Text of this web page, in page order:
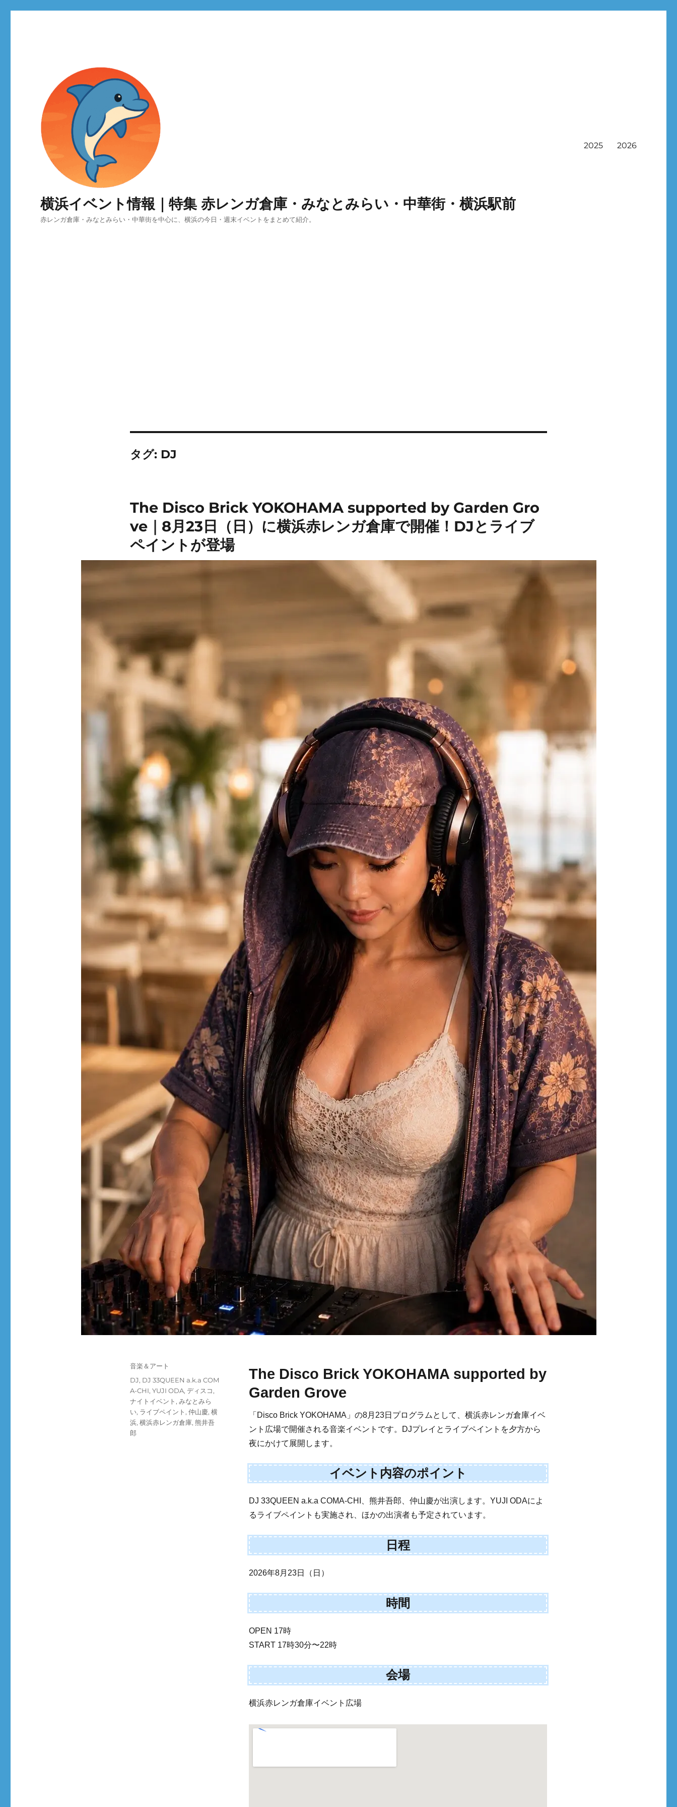
横浜イベント情報｜特集 赤レンガ倉庫・みなとみらい・中華街・横浜駅前
赤レンガ倉庫・みなとみらい・中華街を中心に、横浜の今日・週末イベントをまとめて紹介。
2025 2026
タグ: DJ
The Disco Brick YOKOHAMA supported by Garden Gro
ve｜8月23日（日）に横浜赤レンガ倉庫で開催！DJとライブ
ペイントが登場
The Disco Brick YOKOHAMA supported by
Garden Grove
「Disco Brick YOKOHAMA」の8月23日プログラムとして、横浜赤レンガ倉庫イベ
ント広場で開催される音楽イベントです。DJプレイとライブペイントを夕方から
夜にかけて展開します。
イベント内容のポイント
DJ 33QUEEN a.k.a COMA-CHI、熊井吾郎、仲山慶が出演します。YUJI ODAによ
るライブペイントも実施され、ほかの出演者も予定されています。
日程
2026年8月23日（日）
時間
OPEN 17時
START 17時30分〜22時
会場
横浜赤レンガ倉庫イベント広場
投
日:
カ
リ
音楽＆アート
タ
グ
DJ, DJ 33QUEEN a.k.a COM
A-CHI, YUJI ODA, ディスコ,
ナイトイベント , みなとみら
い, ライブペイント , 仲山慶, 横
浜, 横浜赤レンガ倉庫, 熊井吾
郎